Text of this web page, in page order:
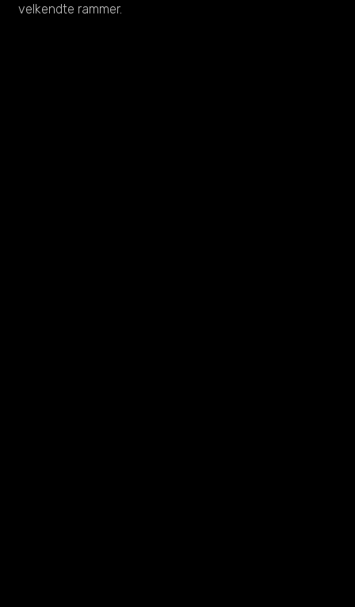
velkendte rammer.